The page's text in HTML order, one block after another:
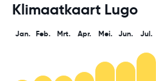
Klimaatkaart Lugo
Jan. Feb. Mrt. Apr. Mei. Jun. Jul.